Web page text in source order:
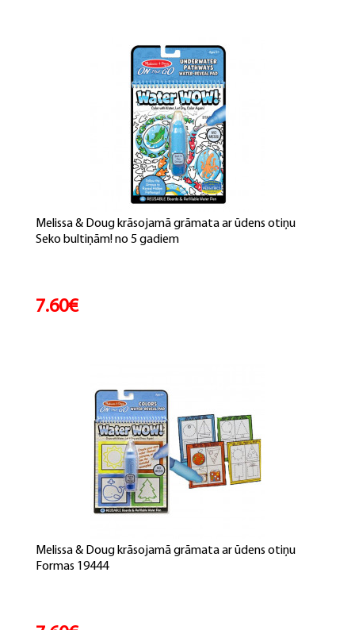
Melissa & Doug krāsojamā grāmata ar ūdens otiņu
Seko bultiņām! no 5 gadiem
7.60€
Melissa & Doug krāsojamā grāmata ar ūdens otiņu
Formas 19444